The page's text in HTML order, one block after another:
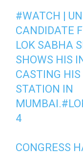
#WATCH |
CANDIDATE
LOK SABHA
SHOWS HIS
CASTING
STATION IN
MUMBAI.
4
CONGRESS